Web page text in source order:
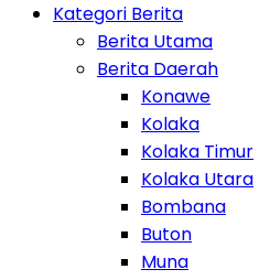
Kategori Berita
Berita Utama
Berita Daerah
Konawe
Kolaka
Kolaka Timur
Kolaka Utara
Bombana
Buton
Muna